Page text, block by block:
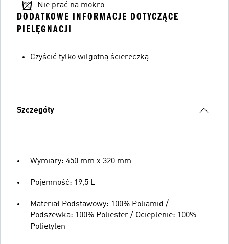
Nie prać na mokro
DODATKOWE INFORMACJE DOTYCZĄCE
PIELĘGNACJI
Czyścić tylko wilgotną ściereczką
Szczegóły
Wymiary: 450 mm x 320 mm
Pojemność: 19,5 L
Materiał Podstawowy: 100% Poliamid /
Podszewka: 100% Poliester / Ocieplenie: 100%
Polietylen